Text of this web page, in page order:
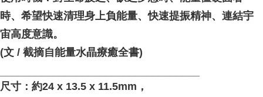
時、希望快速清理身上負能量、快速提振精神、連結宇
宙高度意識。
(文 / 截摘自能量水晶療癒全書)
尺寸：約24 x 13.5 x 11.5mm，